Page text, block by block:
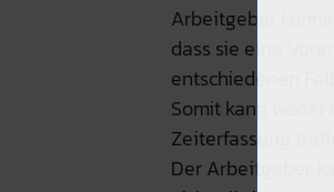
Arbeitgeber
dass sie eine
entschiedenen
Somit kann weder
Zeiterfassung
Der Arbeitgeber